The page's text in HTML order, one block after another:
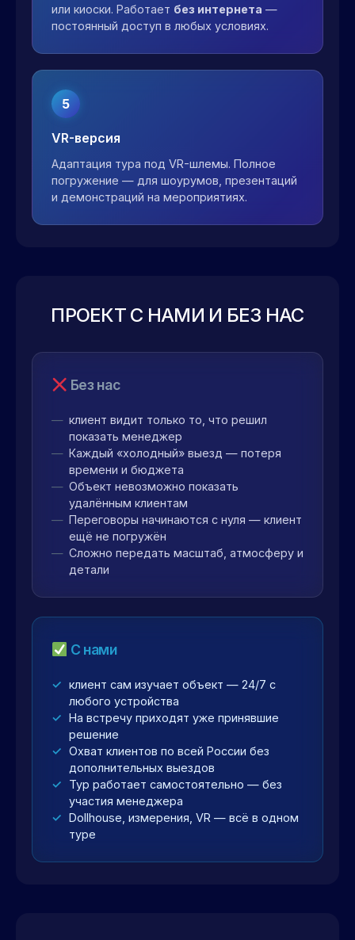
или киоски. Работает без интернета —
постоянный доступ в любых условиях.
5
VR-версия
Адаптация тура под VR-шлемы. Полное
погружение — для шоурумов, презентаций
и демонстраций на мероприятиях.
ПРОЕКТ С НАМИ И БЕЗ НАС
Без нас
клиент видит только то, что решил
показать менеджер
Каждый «холодный» выезд — потеря
времени и бюджета
Объект невозможно показать
удалённым клиентам
Переговоры начинаются с нуля — клиент
ещё не погружён
Сложно передать масштаб, атмосферу и
детали
С нами
клиент сам изучает объект — 24/7 с
любого устройства
На встречу приходят уже принявшие
решение
Охват клиентов по всей России без
дополнительных выездов
Тур работает самостоятельно — без
участия менеджера
Dollhouse, измерения, VR — всё в одном
туре